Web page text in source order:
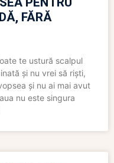
FĂRĂ
te ustură scalpul
și nu vrei să riști,
și nu ai mai avut
nu este singura